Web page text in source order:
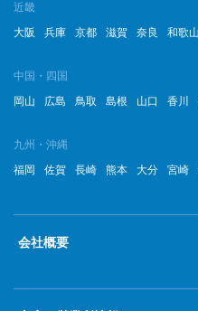
近畿
大阪
兵庫 京都 滋賀 奈良 和歌山
中国・四国
岡山
広島 鳥取 島根 山口 香川
九州・沖縄
福岡
佐賀 長崎 熊本 大分 宮崎
会社概要